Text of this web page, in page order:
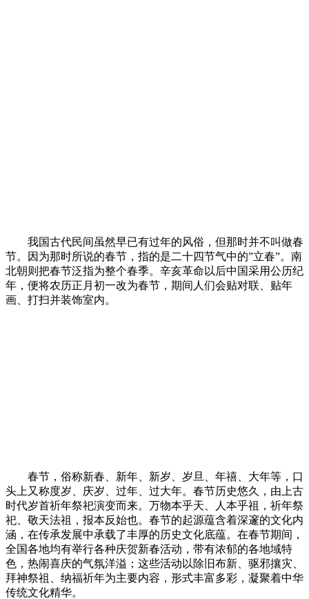
我国古代民间虽然早已有过年的风俗，但那时并不叫做春
节。因为那时所说的春节，指的是二十四节气中的”立春”。南
北朝则把春节泛指为整个春季。辛亥革命以后中国采用公历纪
年，便将农历正月初一改为春节，期间人们会贴对联、贴年
画、打扫并装饰室内。
春节，俗称新春、新年、新岁、岁旦、年禧、大年等，口
头上又称度岁、庆岁、过年、过大年。春节历史悠久，由上古
时代岁首祈年祭祀演变而来。万物本乎天、人本乎祖，祈年祭
祀、敬天法祖，报本反始也。春节的起源蕴含着深邃的文化内
涵，在传承发展中承载了丰厚的历史文化底蕴。在春节期间，
全国各地均有举行各种庆贺新春活动，带有浓郁的各地域特
色，热闹喜庆的气氛洋溢；这些活动以除旧布新、驱邪攘灾、
拜神祭祖、纳福祈年为主要内容，形式丰富多彩，凝聚着中华
传统文化精华。